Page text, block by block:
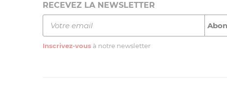
RECEVEZ LA NEWSLETTER
Inscrivez-vous à notre newsletter